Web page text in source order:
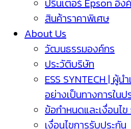
ปริ้นเตอร์ Epson อิง
สินค้าราคาพิเศษ
About Us
วัฒนธรรมองค์กร
ประวัติบริษัท
ESS SYNTECH | ผู้น
อย่างเป็นทางการในป
ข้อกำหนดและเงื่อนไ
เงื่อนไขการรับประกัน